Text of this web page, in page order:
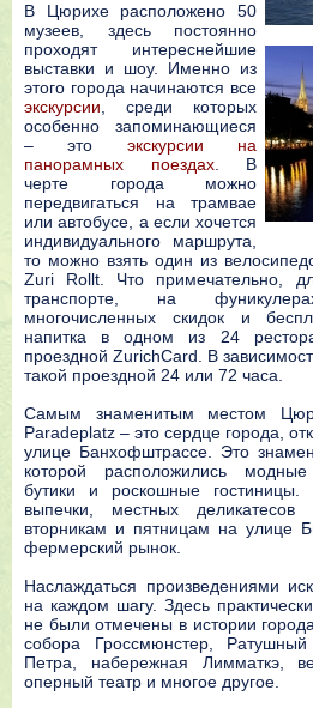
В Цюрихе расположено 50
музеев, здесь постоянно
проходят интереснейшие
выставки и шоу. Именно из
этого города начинаются все
экскурсии, среди которых
особенно запоминающиеся
– это экскурсии на
панорамных поездах. В
черте города можно
передвигаться на трамвае
или автобусе, а если хочется
индивидуального маршрута,
то можно взять один из
Zuri Rollt. Что примечательно,
транспорте, на
многочисленных скидок и
напитка в одном из 24
проездной ZurichCard. В
такой проездной 24 или 72 часа.
Самым знаменитым местом
Paradeplatz – это сердце города,
улице Банхофштрассе. Это
которой расположились
бутики и роскошные
выпечки, местных
вторникам и пятницам на улице
фермерский рынок.
Наслаждаться произведениями
на каждом шагу. Здесь
не были отмечены в истории
собора Гроссмюнстер,
Петра, набережная Лимматкэ,
оперный театр и многое другое.